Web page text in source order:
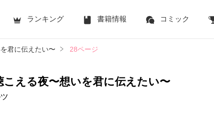
ランキング 書籍情報 コミック
君に伝えたい〜 28ページ
こえる夜〜想いを君に伝えたい〜